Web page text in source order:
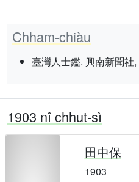
Chham-chiàu
臺灣人士鑑. 興南新聞社
1903 nî chhut-sì
田中保
1903